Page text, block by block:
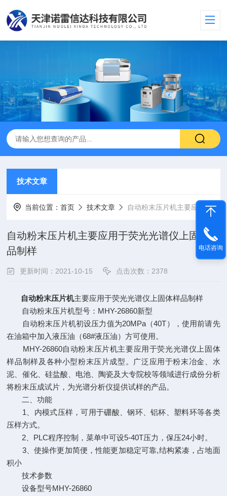
技术文章
当前位置：首页 技术文章 自动粉末压片机主要应用于荧光光谱仪上固体样品制样
自动粉末压片机主要应用于荧光光谱仪上固体样
品制样
更新时间：2021-10-15 点击次数：2378
自动粉末压片机主要应用于荧光光谱仪上固体样品制样
自动粉末压片机型号：MHY-26860新型
自动粉末压片机初设压力值为20MPa（40T），使用前请先
在油箱中加入液压油（68#液压油）方可使用。
MHY-26860自动粉末压片机主要应用于荧光光谱仪上固体
样品制样及各种小型粉末压片成型。广泛应用于粉末冶金、水
泥、催化、硅盐酸、电池、陶瓷及大专院校等领域进行成份分析
将粉末压成试片，为光谱分析仪提供试样的产品。
二、功能
1、内模式压样，可用于硼酸、钢环、铝杯、塑料环等各类
压样方式。
2、PLC程序控制，菜单中可设5-40T压力，保压24小时。
3、使操作更加简便，性能更加稳定可靠,结构紧凑，占地面
积小
技术参数
设备型号MHY-26860
电话咨询